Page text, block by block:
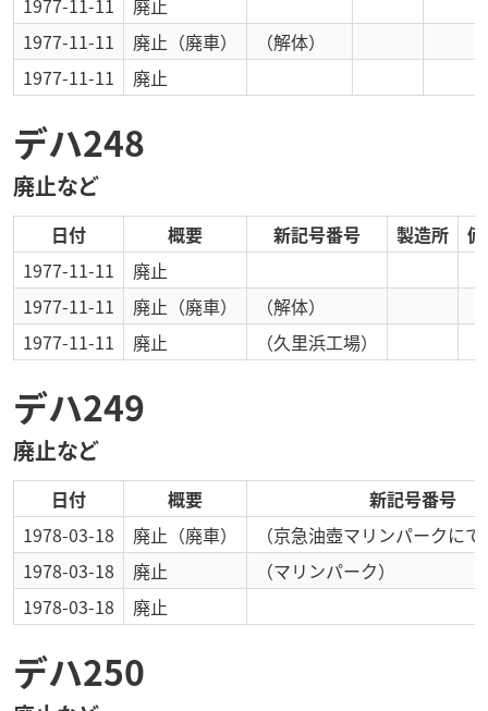
1977-11-11
廃止
1977-11-11
廃止 （廃車）
（解体）
1977-11-11
廃止
デハ248
廃止など
日付 概要 新記号番号 製造所
1977-11-11
廃止
1977-11-11
廃止 （廃車）
（解体）
1977-11-11
廃止 （久里浜工場）
デハ249
廃止など
日付 概要
新記号番号
1978-03-18
廃止 （廃車）
（京急油壺マリンパークに
1978-03-18
廃止
（マリンパーク）
1978-03-18
廃止
デハ250